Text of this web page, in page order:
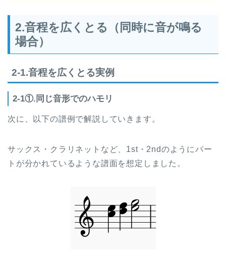
2.音程を広くとる（同時に音が鳴る
場合）
2-1.音程を広くとる実例
2-1①.同じ音形でのハモリ
次に、以下の譜例で解説していきます。
サックス・クラリネットなど、1st・2ndのようにパー
トが分かれているような譜面を想定しました。